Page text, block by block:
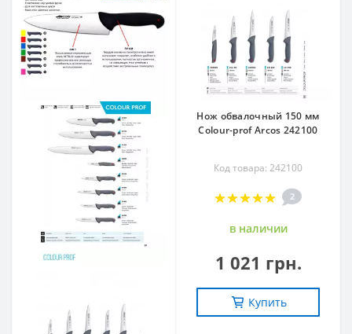
Нож обвалочный 150 мм
Сolour-prof Arcos 242100
Код товара: 242100
2
в наличии
1 021 грн.
Купить